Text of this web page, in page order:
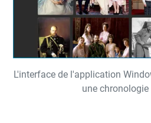
L'interface de l'application
une